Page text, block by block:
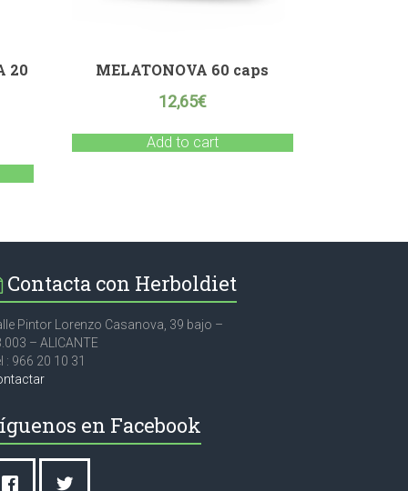
20
MELATONOVA 60 caps
12,65€
Add to cart
Contacta con Herboldiet
Pintor Lorenzo Casanova, 39 bajo –
– ALICANTE
: 966 20 10 31
en Facebook